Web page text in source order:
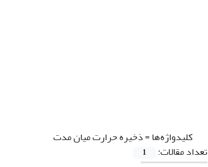
کلیدواژه‌ها =ذخیره حرارت میان مدت
تعداد مقالات:
1